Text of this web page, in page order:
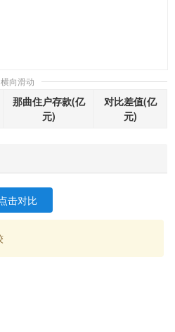
横向滑动
那曲住户存款(亿
元)
对比差值(亿
元)
击对比